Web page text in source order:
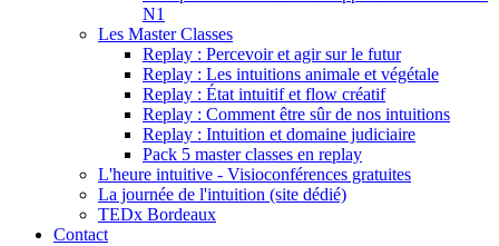
N1
Les Master Classes
Replay : Percevoir et agir sur le futur
Replay : Les intuitions animale et végétale
Replay : État intuitif et flow créatif
Replay : Comment être sûr de nos intuitions
Replay : Intuition et domaine judiciaire
Pack 5 master classes en replay
L'heure intuitive - Visioconférences gratuites
La journée de l'intuition (site dédié)
TEDx Bordeaux
Contact